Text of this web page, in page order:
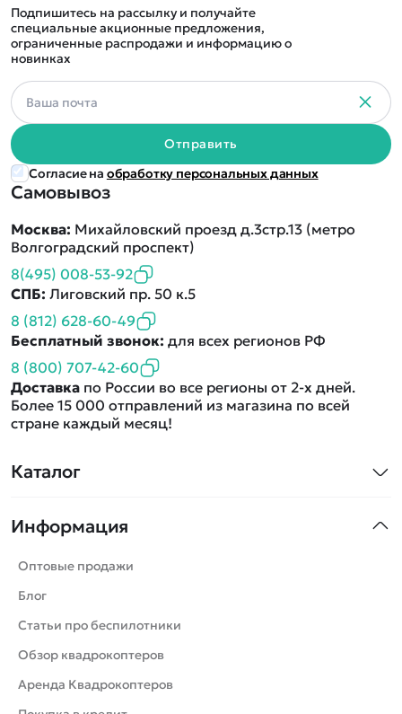
Каталог
Машинки
Танки
Вертолеты
Катера
Роботы
Самолеты
Информация
Оптовые продажи
Блог
Статьи про беспилотники
Обзор квадрокоптеров
Аренда Квадрокоптеров
Самовывоз
Москва: Михайловский проезд д.3стр.13 (метро
Волгоградский проспект)
8(495) 008-53-92
СПБ: Лиговский пр. 50 к.5
8 (812) 628-60-49
Бесплатный звонок: для всех регионов РФ
8 (800) 707-42-60
Доставка по России во все регионы от 2-х дней.
Более 15 000 отправлений из магазина по всей
стране каждый месяц!
Подпишитесь на рассылку и получайте
специальные акционные предложения,
ограниченные распродажи и информацию о
новинках
Отправить
Согласие на обработку персональных данных